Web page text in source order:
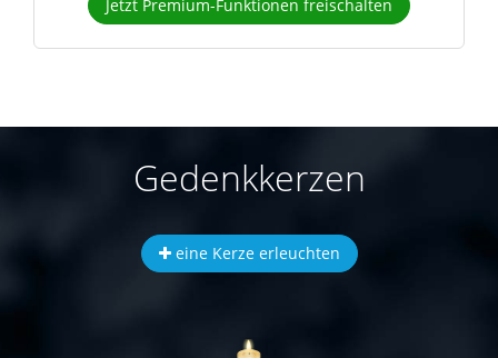
Jetzt Premium-Funktionen freischalten
Gedenkkerzen
eine Kerze erleuchten